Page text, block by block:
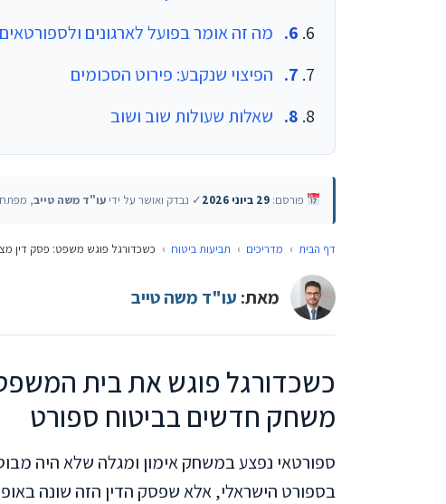
מה זה אומר בפועל לארגונים ולספורטאים
הפיצוי שנקבע: פירוט הסכומים
שאלות שעולות שוב ושוב
פורסם: 29 ביוני 2026 ✓ נבדק ואושר על ידי עו"ד משה טייב, מפתח AI – האוניברסיטה העברית
דף הבית › מדריכים › תביעות ביטוח › כשכדורגל פוגש משפט: פסק דין
מאת: עו"ד משה טייב
כשכדורגל פוגש את בית
משחק חדשים בביטוח ספורט
ספורטאי נפצע במשחק אימון ומגלה שלא היה
בספורט הישראלי, אלא שפסק הדין הזה שונה